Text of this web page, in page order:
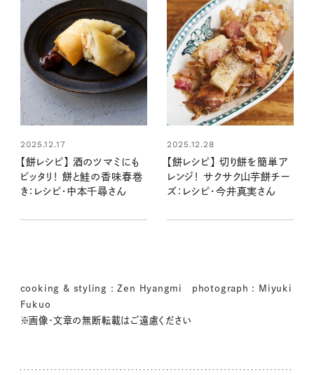
2025.12.17
【餅レシピ】 酒のツマミにも
ピッタリ！ 餅と鮭の香味春巻
き：レシピ・中本千尋さん
2025.12.28
【餅レシピ】 切り餅を簡単ア
レンジ！ サクサク山芋餅チー
ズ：レシピ・今井真実さん
cooking & styling : Zen Hyangmi photograph : Miyuki
Fukuo
※画像・文章の無断転載はご遠慮ください